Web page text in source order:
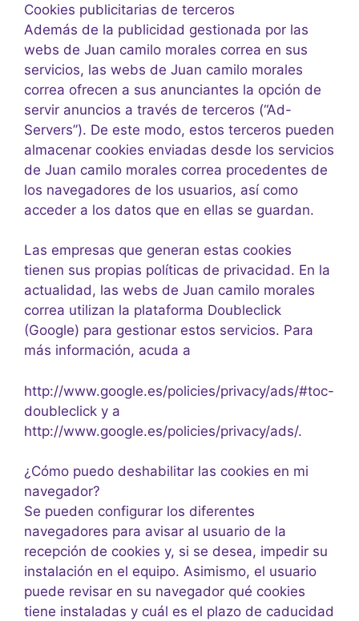
Cookies publicitarias de terceros
Además de la publicidad gestionada por las
webs de Juan camilo morales correa en sus
servicios, las webs de Juan camilo morales
correa ofrecen a sus anunciantes la opción de
servir anuncios a través de terceros (“Ad-
Servers”). De este modo, estos terceros pueden
almacenar cookies enviadas desde los servicios
de Juan camilo morales correa procedentes de
los navegadores de los usuarios, así como
acceder a los datos que en ellas se guardan.
Las empresas que generan estas cookies
tienen sus propias políticas de privacidad. En la
actualidad, las webs de Juan camilo morales
correa utilizan la plataforma Doubleclick
(Google) para gestionar estos servicios. Para
más información, acuda a
http://www.google.es/policies/privacy/ads/#toc-
doubleclick y a
http://www.google.es/policies/privacy/ads/.
¿Cómo puedo deshabilitar las cookies en mi
navegador?
Se pueden configurar los diferentes
navegadores para avisar al usuario de la
recepción de cookies y, si se desea, impedir su
instalación en el equipo. Asimismo, el usuario
puede revisar en su navegador qué cookies
tiene instaladas y cuál es el plazo de caducidad